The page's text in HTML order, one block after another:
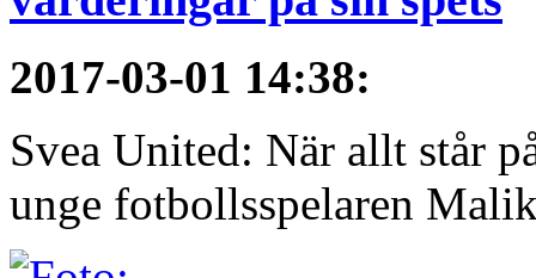
2017-03-01 14:38:
Svea United: När allt står
unge fotbollsspelaren